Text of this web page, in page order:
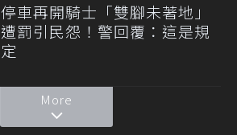
停車再開騎士「雙腳未著地」
遭罰引民怨！警回覆：這是規
定
More